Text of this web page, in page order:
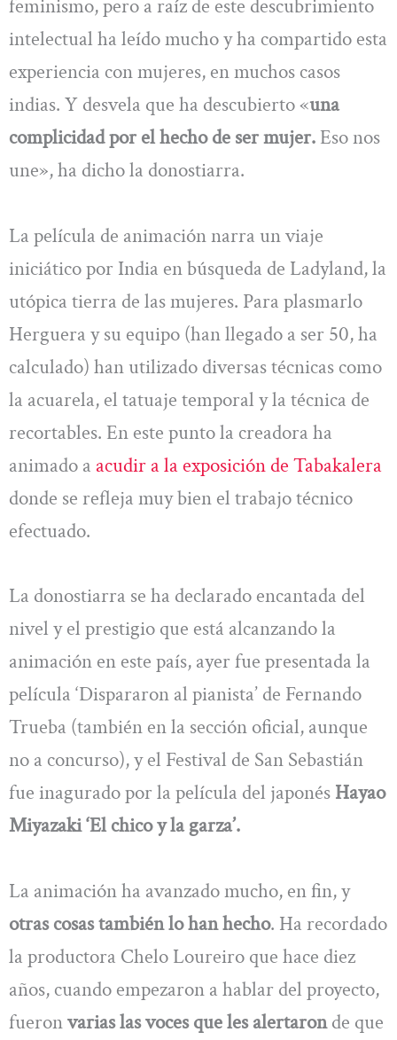
feminismo, pero a raíz de este descubrimiento
intelectual ha leído mucho y ha compartido esta
experiencia con mujeres, en muchos casos
indias. Y desvela que ha descubierto «una
complicidad por el hecho de ser mujer.Eso nos
une», ha dicho la donostiarra.
La película de animación narra un viaje
iniciático por India en búsqueda de Ladyland, la
utópica tierra de las mujeres. Para plasmarlo
Herguera y su equipo (han llegado a ser 50, ha
calculado) han utilizado diversas técnicas como
la acuarela, el tatuaje temporal y la técnica de
recortables. En este punto la creadora ha
animado a acudir a la exposición de Tabakalera
donde se refleja muy bien el trabajo técnico
efectuado.
La donostiarra se ha declarado encantada del
nivel y el prestigio que está alcanzando la
animación en este país, ayer fue presentada la
película ‘Dispararon al pianista’ de Fernando
Trueba (también en la sección oficial, aunque
no a concurso), y el Festival de San Sebastián
fue inagurado por la película del japonés Hayao
Miyazaki ‘El chico y la garza’.
La animación ha avanzado mucho, en fin, y
otras cosas también lo han hecho. Ha recordado
la productora Chelo Loureiro que hace diez
años, cuando empezaron a hablar del proyecto,
fueronvarias las voces que les alertaronde que